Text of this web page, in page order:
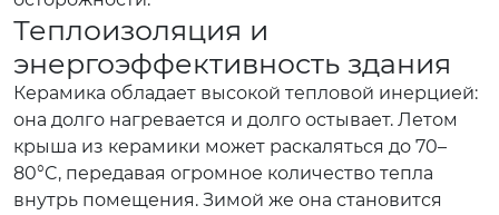
Теплоизоляция и
энергоэффективность здания
Керамика обладает высокой тепловой инерцией:
она долго нагревается и долго остывает. Летом
крыша из керамики может раскаляться до 70–
80°C, передавая огромное количество тепла
внутрь помещения. Зимой же она становится